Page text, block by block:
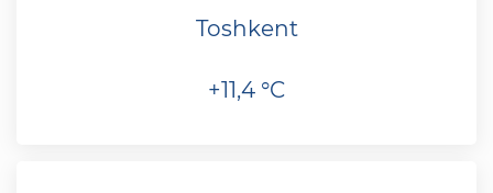
Toshkent
+11,4 °C